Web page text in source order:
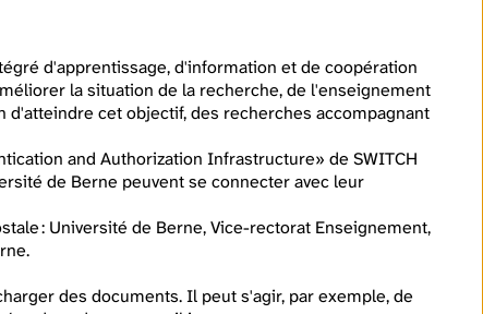
d'apprentissage, d'information et de coopération
la situation de la recherche, de l'enseignement
cet objectif, des recherches accompagnant
and Authorization Infrastructure» de SWITCH
de Berne peuvent se connecter avec leur
: Université de Berne, Vice-rectorat Enseignement,
des documents. Il peut s'agir, par exemple, de